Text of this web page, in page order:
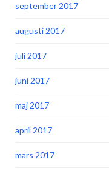
september 2017
augusti 2017
juli 2017
juni 2017
maj 2017
april 2017
mars 2017